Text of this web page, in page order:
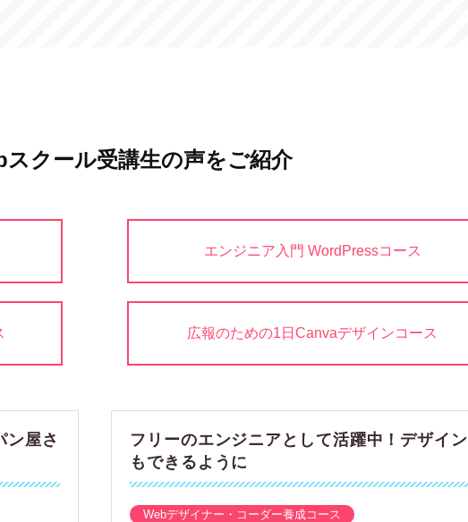
スクール受講生の声をご紹介
エンジニア入門 WordPressコース
広報のための1日Canvaデザインコース
ン屋さ
フリーのエンジニアとして活躍中！デザイン
もできるように
Webデザイナー・コーダー養成コース